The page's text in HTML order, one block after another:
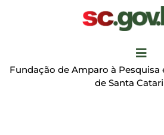
Fundação de Amparo à Pesquisa
de Santa